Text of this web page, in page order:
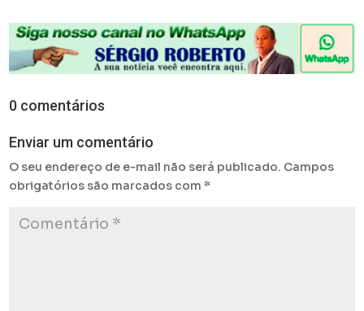
0 comentários
Enviar um comentário
O seu endereço de e-mail não será publicado. Campos
obrigatórios são marcados com*